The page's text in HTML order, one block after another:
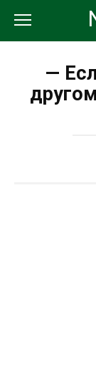
контенту
—